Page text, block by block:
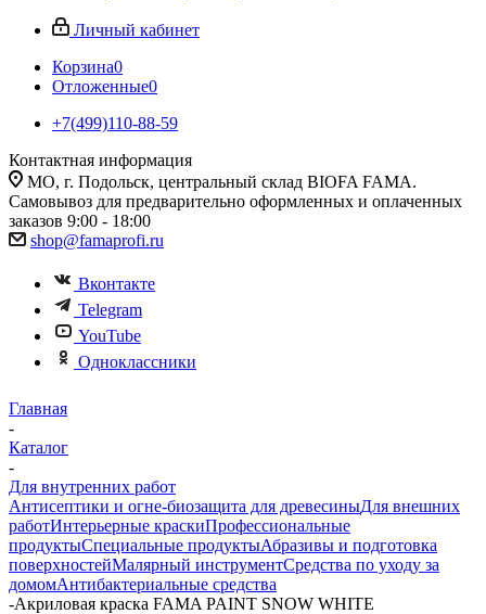
Личный кабинет
Корзина0
Отложенные0
+7(499)110-88-59
Контактная информация
МО, г. Подольск, центральный склад BIOFA FAMA.
Самовывоз для предварительно оформленных и оплаченных
заказов 9:00 - 18:00
shop@famaprofi.ru
Вконтакте
Telegram
YouTube
Одноклассники
Главная
-
Каталог
-
Для внутренних работ
Антисептики и огне-биозащита для древесиныДля внешних
работИнтерьерные краскиПрофессиональные
продуктыСпециальные продуктыАбразивы и подготовка
поверхностейМалярный инструментСредства по уходу за
домомАнтибактериальные средства
-Акриловая краска FAMA PAINT SNOW WHITE